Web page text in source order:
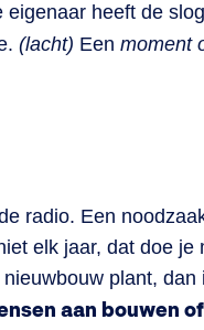
eigenaar heeft de
(lacht) Een moment
radio. Een
elk jaar, dat doe je
plant,
aan bouwen